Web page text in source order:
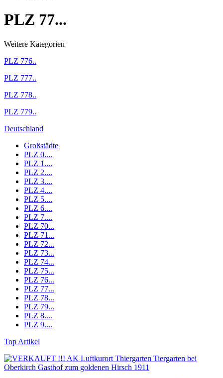
PLZ 77...
Weitere Kategorien
PLZ 776..
PLZ 777..
PLZ 778..
PLZ 779..
Deutschland
Großstädte
PLZ 0....
PLZ 1....
PLZ 2....
PLZ 3....
PLZ 4....
PLZ 5....
PLZ 6....
PLZ 7....
PLZ 70...
PLZ 71...
PLZ 72...
PLZ 73...
PLZ 74...
PLZ 75...
PLZ 76...
PLZ 77...
PLZ 78...
PLZ 79...
PLZ 8....
PLZ 9....
Top Artikel